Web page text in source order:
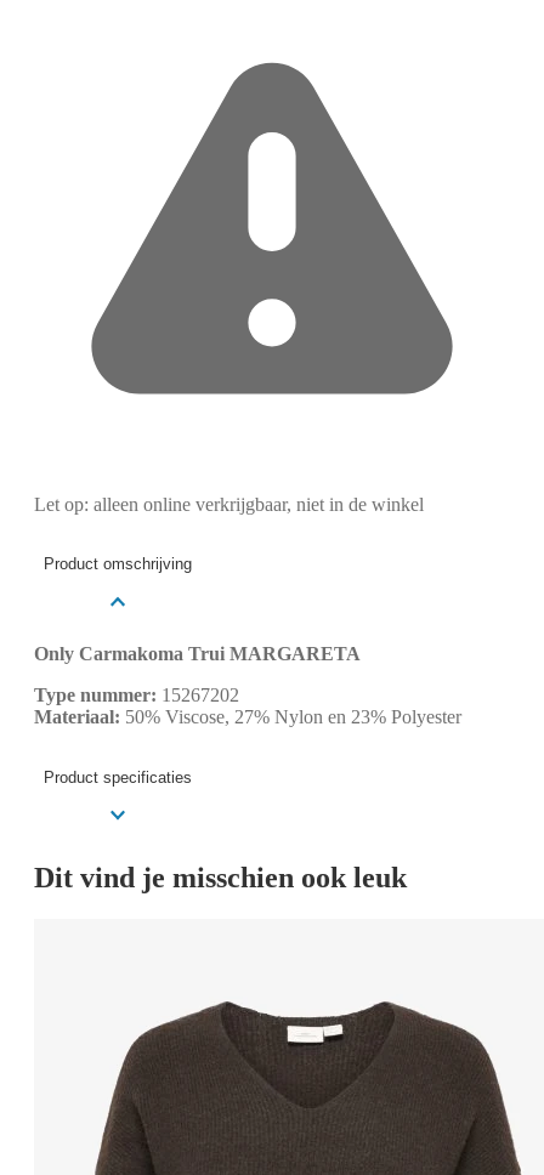
Let op: alleen online verkrijgbaar, niet in de winkel
Product omschrijving
Only Carmakoma Trui MARGARETA
Type nummer: 15267202
Materiaal: 50% Viscose, 27% Nylon en 23% Polyester
Product specificaties
Dit vind je misschien ook leuk